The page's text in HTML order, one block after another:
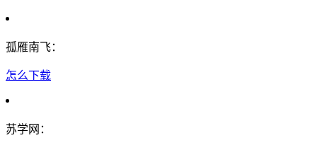
孤雁南飞：
怎么下载
苏学网：